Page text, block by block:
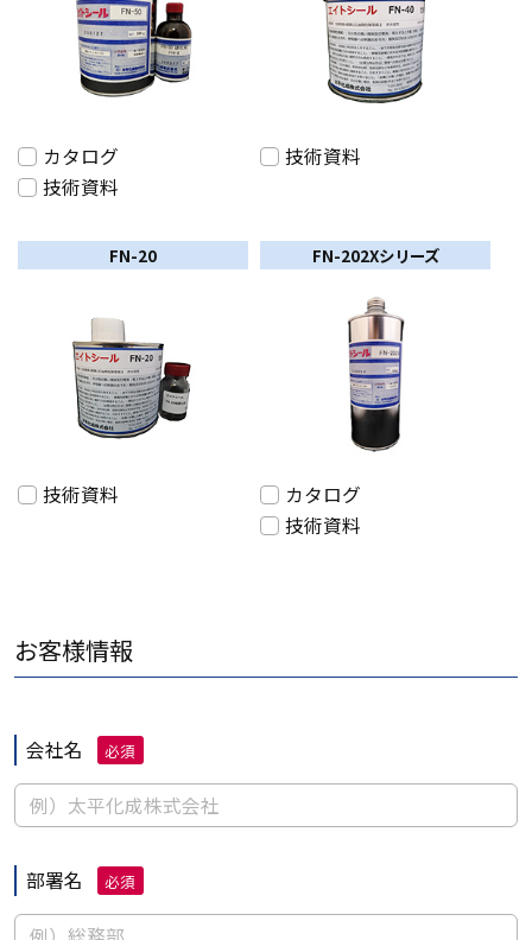
カタログ
技術資料
技術資料
FN-20
技術資料
FN-202Xシリーズ
カタログ
技術資料
お客様情報
会社名 必須
部署名 必須